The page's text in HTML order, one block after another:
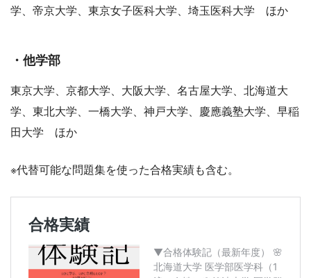
学、帝京大学、東京女子医科大学、埼玉医科大学 ほか
・他学部
東京大学、京都大学、大阪大学、名古屋大学、北海道大
学、東北大学、一橋大学、神戸大学、慶應義塾大学、早稲
田大学 ほか
※代替可能な問題集を使った合格実績も含む。